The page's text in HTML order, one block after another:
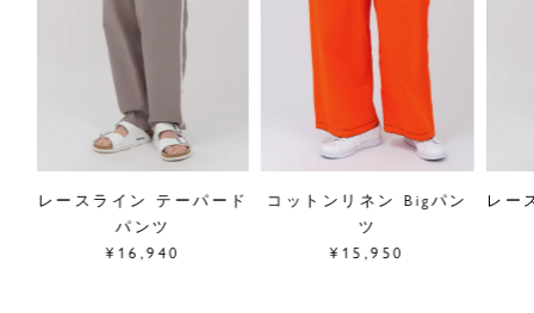
07GM006146
採寸について
商品についてのお問い合わせ
ショッピングガイドはこちら
サイズをお悩みの方へ
レースライン テーパード
パンツ
¥16,940
コットンリネン Bigパン
ツ
¥15,950
レー